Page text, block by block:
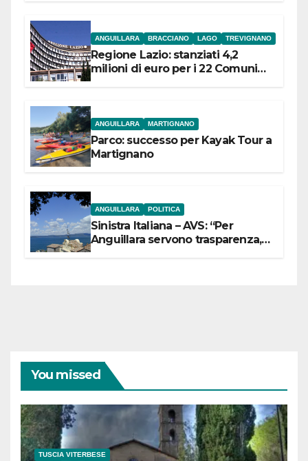
ANGUILLARA BRACCIANO LAGO TREVIGNANO
Regione Lazio: stanziati 4,2
milioni di euro per i 22 Comuni
ANGUILLARA MARTIGNANO
Parco: successo per Kayak Tour a
Martignano
ANGUILLARA POLITICA
Sinistra Italiana – AVS: “Per
Anguillara servono trasparenza,
You missed
TUSCIA VITERBESE